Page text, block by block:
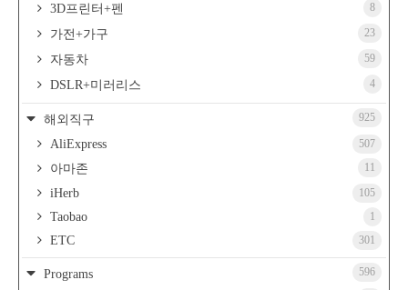
3D프린터+펜 8
가전+가구 23
자동차 59
DSLR+미러리스 4
해외직구 925
AliExpress 507
아마존 11
iHerb 105
Taobao 1
ETC 301
Programs 596